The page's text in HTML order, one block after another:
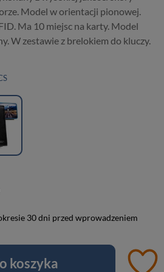
Model w orientacji pionowej.
Ma 10 miejsc na karty. Model
W zestawie z brelokiem do kluczy.
30 dni przed wprowadzeniem
koszyka